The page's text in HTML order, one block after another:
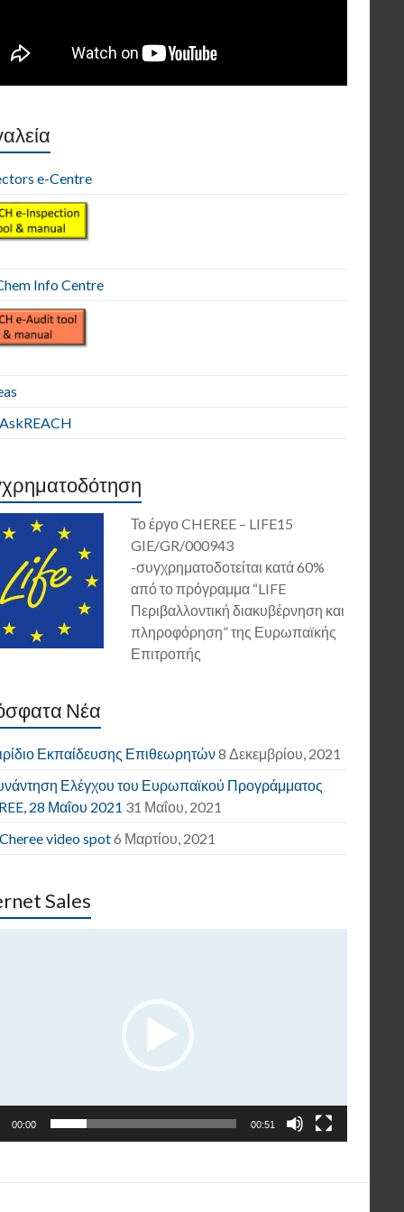
e-Centre
Info Centre
Το έργο CHEREE – LIFE15
GIE/GR/000943
-συγχρηματοδοτείται κατά 60%
από το πρόγραμμα “LIFE
Περιβαλλοντική διακυβέρνηση και
πληροφόρηση” της Ευρωπαϊκής
Επιτροπής
Νέα
Εκπαίδευσης Επιθεωρητών8 Δεκεμβρίου, 2021
Ελέγχου του Ευρωπαϊκού Προγράμματος
28 Μαΐου 2021 31 Μαΐου, 2021
video spot6 Μαρτίου, 2021
Sales
00:00 00:51